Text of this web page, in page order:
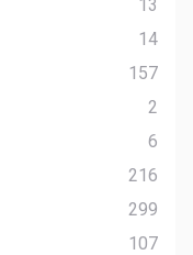
13
14
157
2
6
216
299
107